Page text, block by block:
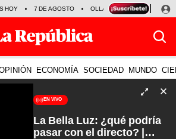
HOY 7 DE AGOSTO OLLANTA HUMALA
ECONOMÍA SOCIEDAD MUNDO
EN VIVO
La Bella Luz: ¿qué podría
pasar con el directo? |